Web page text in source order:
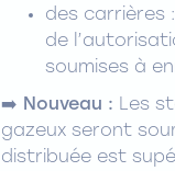
des carrières
de
soumises à
➡️ Nouveau : Les
gazeux seront
distribuée est